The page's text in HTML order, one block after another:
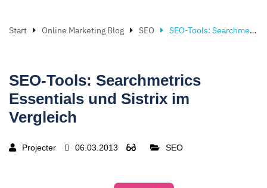
Start Online Marketing Blog SEO SEO-Tools: Searchmetrics Essentials und Sistrix im Vergleich
SEO-Tools: Searchmetrics
Essentials und Sistrix im
Vergleich
Projecter 06.03.2013 SEO